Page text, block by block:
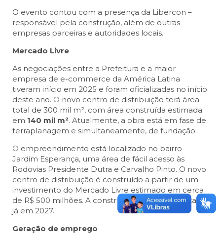
O evento contou com a presença da Libercon –
responsável pela construção, além de outras
empresas parceiras e autoridades locais.
Mercado Livre
As negociações entre a Prefeitura e a maior
empresa de e-commerce da América Latina
tiveram início em 2025 e foram oficializadas no início
deste ano. O novo centro de distribuição terá área
total de 300 mil m², com área construída estimada
em 140 mil m². Atualmente, a obra está em fase de
terraplanagem e simultaneamente, de fundação.
O empreendimento está localizado no bairro
Jardim Esperança, uma área de fácil acesso às
Rodovias Presidente Dutra e Carvalho Pinto. O novo
centro de distribuição é construído a partir de um
investimento do Mercado Livre estimado em cerca
de R$ 500 milhões. A construção deve ser finalizada
já em 2027.
Geração de emprego